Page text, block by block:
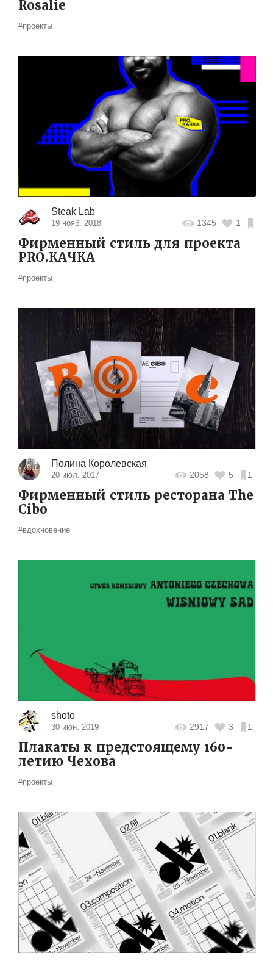
Rosalie
#проекты
Steak Lab
19 нояб. 2018 1345 1
Фирменный стиль для проекта
PRO.КАЧКА
#проекты
Полина Королевская
20 июл. 2017 2058 5 1
Фирменный стиль ресторана The
Cibo
#вдохновение
shoto
30 июн. 2019 2917 3 1
Плакаты к предстоящему 160-
летию Чехова
#проекты